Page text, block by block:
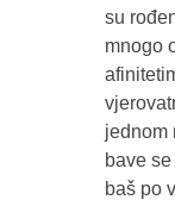
su
mnogo
jednom
bave
baš po